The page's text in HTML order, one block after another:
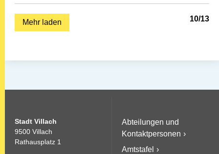
Mehr laden 10/13
Stadt Villach
9500 Villach
Rathausplatz 1
Abteilungen und
Kontaktpersonen
Amtstafel